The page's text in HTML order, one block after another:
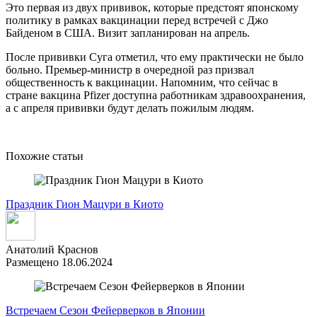
Это первая из двух прививок, которые предстоят японскому
политику в рамках вакцинации перед встречей с Джо
Байденом в США. Визит запланирован на апрель.
После прививки Суга отметил, что ему практически не было
больно. Премьер-министр в очередной раз призвал
общественность к вакцинации. Напомним, что сейчас в
стране вакцина Pfizer доступна работникам здравоохранения,
а с апреля прививки будут делать пожилым людям.
Похожие статьи
Праздник Гион Мацури в Киото
Анатолий Краснов
Размещено 18.06.2024
Встречаем Сезон Фейерверков в Японии